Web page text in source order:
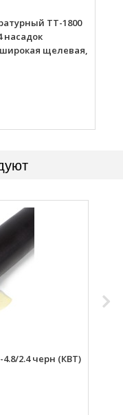
ТТ-1800
насадок
щелевая,
2.4 черн (КВТ)